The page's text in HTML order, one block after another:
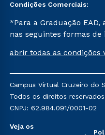
Condições Comerciais:
*Para a Graduação
nas seguintes formas de
Já para as demais, a
mencionadas são
Religioso, Geografia para
do Ensino de História:
abrir todas as condições
Campus Virtual Cruzeiro do
Todos os direitos
CNPJ: 62.984.091/0001-02
Veja os